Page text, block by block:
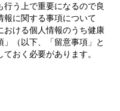
行う上で重要になるので良
報に関する事項について
おける個人情報のうち健康
（以下、「留意事項」と
おく必要があります。